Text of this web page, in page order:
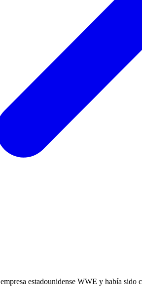
estadounidense WWE y había